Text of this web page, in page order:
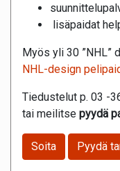
lisäpaidat
Myös yli 30 ”NHL”
NHL-design
Tiedustelut p. 03 -
tai meilitse pyydä
Soita Pyydä